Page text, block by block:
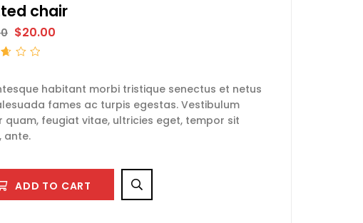
chair
$20.00
habitant morbi tristique senectus et netus
fames ac turpis egestas. Vestibulum
quam, feugiat vitae, ultricies eget, tempor sit
ante.
ADD TO CART